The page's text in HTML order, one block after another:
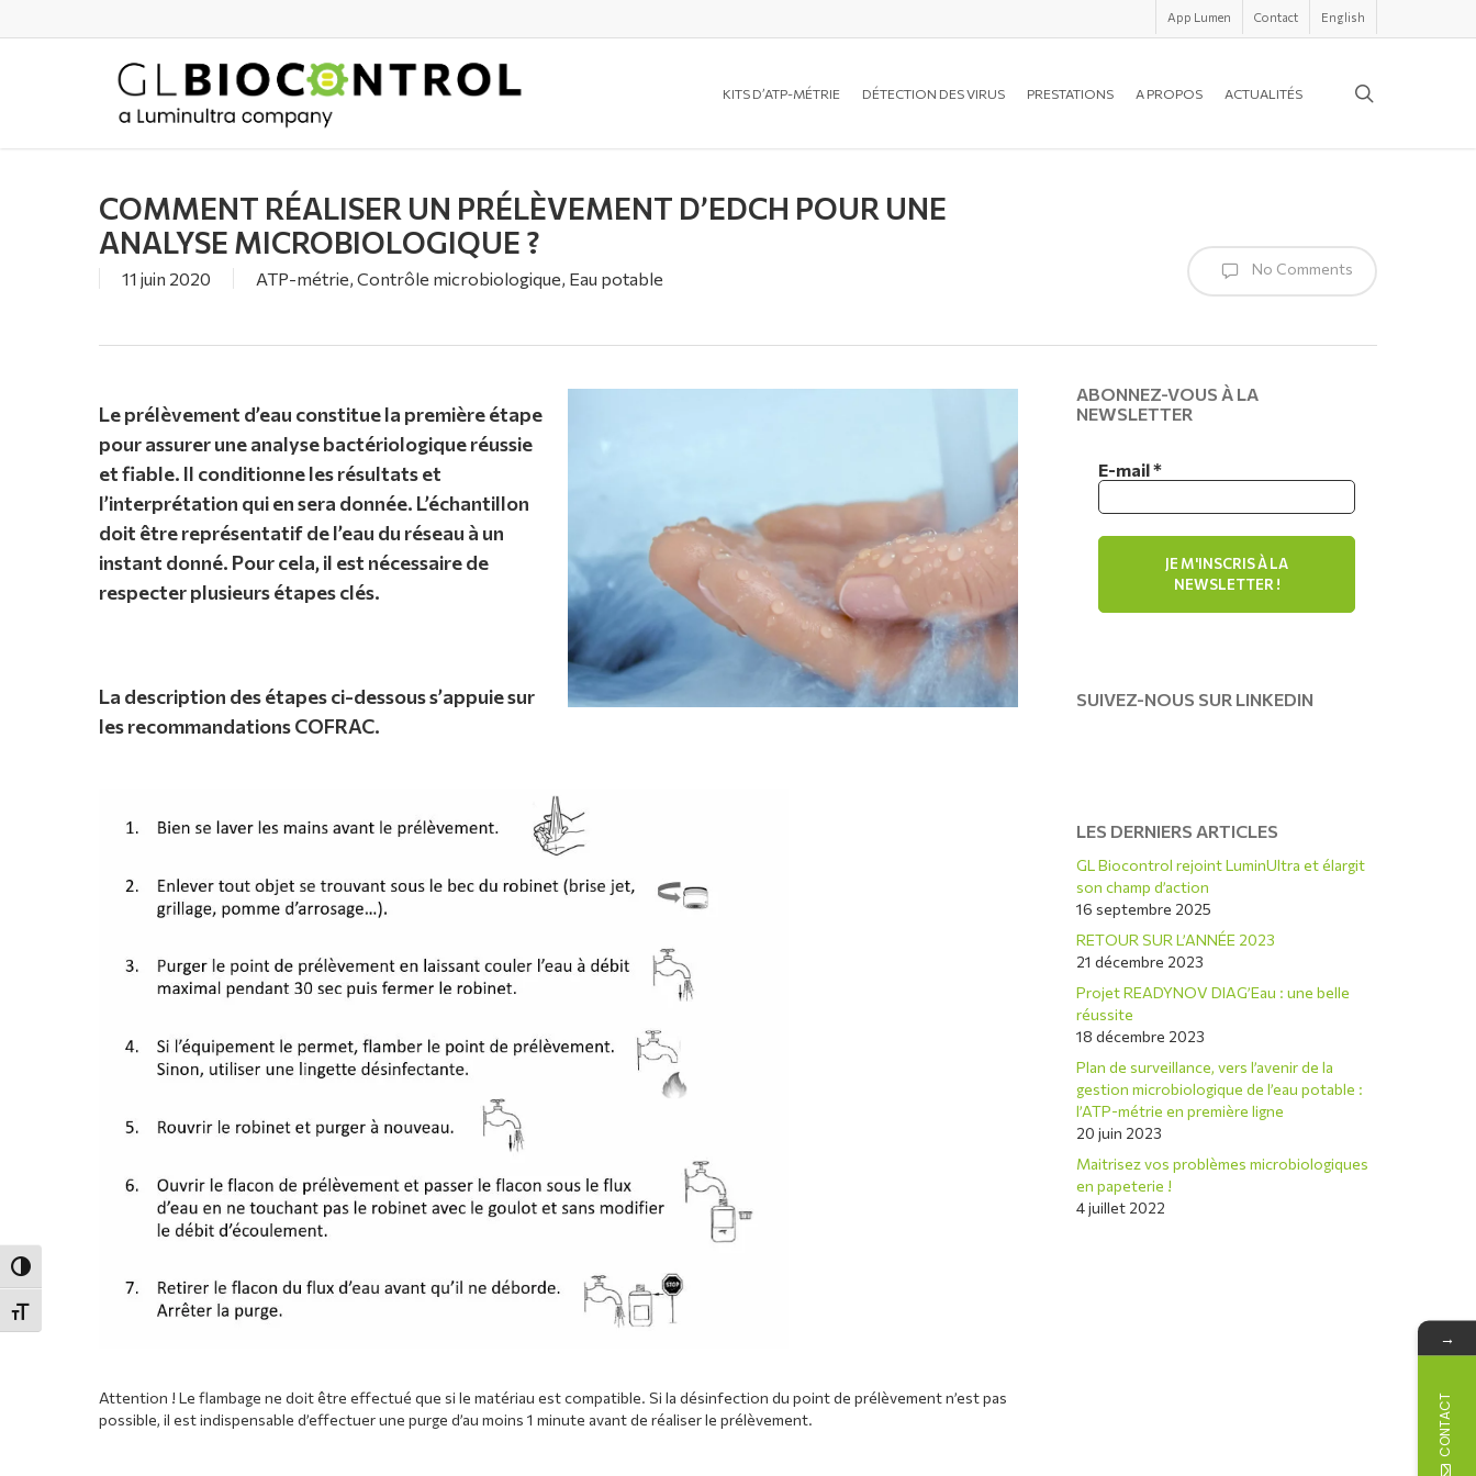
Passer en contraste élevé
Changer la taille de la police
App Lumen Contact English
KITS D’ATP-MÉTRIE DÉTECTION DES VIRUS PRESTATIONS A PROPOS ACTUALITÉS
COMMENT RÉALISER UN PRÉLÈVEMENT D’EDCH POUR UNE
ANALYSE MICROBIOLOGIQUE ?
11 juin 2020 ATP-métrie, Contrôle microbiologique, Eau potable No Comments
Le prélèvement d’eau constitue la première étape
pour assurer une analyse bactériologique réussie
et fiable. Il conditionne les résultats et
l’interprétation qui en sera donnée. L’échantillon
doit être représentatif de l’eau du réseau à un
instant donné. Pour cela, il est nécessaire de
respecter plusieurs étapes clés.
La description des étapes ci-dessous s’appuie sur
les recommandations COFRAC.
Attention ! Le flambage ne doit être effectué que si le matériau est compatible. Si la désinfection du point de prélèvement n’est pas
possible, il est indispensable d’effectuer une purge d’au moins 1 minute avant de réaliser le prélèvement.
ABONNEZ-VOUS À LA
NEWSLETTER
E-mail*
SUIVEZ-NOUS SUR LINKEDIN
LES DERNIERS ARTICLES
GL Biocontrol rejoint LuminUltra et élargit
son champ d’action
16 septembre 2025
RETOUR SUR L’ANNÉE 2023
21 décembre 2023
Projet READYNOV DIAG’Eau : une belle
réussite
18 décembre 2023
Plan de surveillance, vers l’avenir de la
gestion microbiologique de l’eau potable :
l’ATP-métrie en première ligne
20 juin 2023
Maitrisez vos problèmes microbiologiques
en papeterie !
4 juillet 2022
→
CONTACT